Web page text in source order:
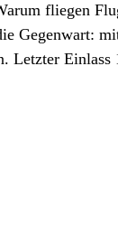
fliegen
Gegenwart:
Letzter Einlass